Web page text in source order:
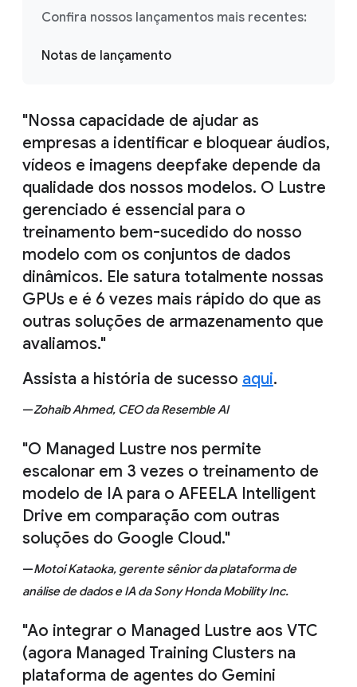
Confira nossos lançamentos mais recentes:
Notas de lançamento
"Nossa capacidade de ajudar as
empresas a identificar e bloquear áudios,
vídeos e imagens deepfake depende da
qualidade dos nossos modelos. O Lustre
gerenciado é essencial para o
treinamento bem-sucedido do nosso
modelo com os conjuntos de dados
dinâmicos. Ele satura totalmente nossas
GPUs e é 6 vezes mais rápido do que as
outras soluções de armazenamento que
avaliamos."
Assista a história de sucesso aqui.
—Zohaib Ahmed, CEO da Resemble AI
"O Managed Lustre nos permite
escalonar em 3 vezes o treinamento de
modelo de IA para o AFEELA Intelligent
Drive em comparação com outras
soluções do Google Cloud."
—Motoi Kataoka, gerente sênior da plataforma de
análise de dados e IA da Sony Honda Mobility Inc.
"Ao integrar o Managed Lustre aos VTC
(agora Managed Training Clusters na
plataforma de agentes do Gemini